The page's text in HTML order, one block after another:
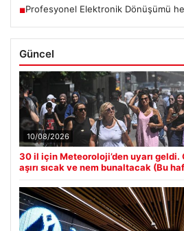
■Profesyonel Elektronik Dönüşümü
Güncel
10/08/2026
30 il için Meteoroloji’den uyarı
aşırı sıcak ve nem bunaltacak (Bu